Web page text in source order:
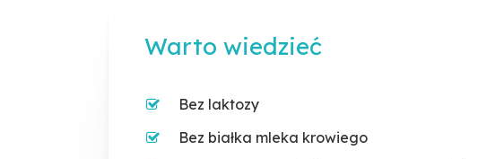
Warto wiedzieć
Bez laktozy
Bez białka mleka krowiego